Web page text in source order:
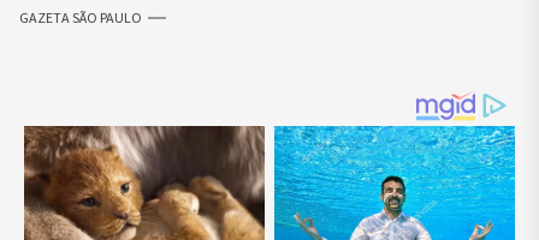
GAZETA SÃO PAULO